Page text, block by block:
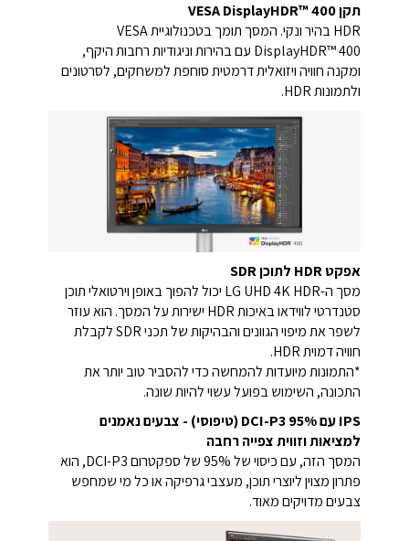
תקן VESA DisplayHDR™ 400
HDR בהיר ונקי. המסך תומך בטכנולוגיית VESA
DisplayHDR™ 400 עם בהירות וניגודיות רחבות היקף,
ומקנה חוויה ויזואלית דרמטית סוחפת למשחקים, לסרטונים
ולתמונות HDR.
אפקט HDR לתוכן SDR
מסך ה-LG UHD 4K HDR יכול להפוך באופן וירטואלי תוכן
סטנדרטי לווידאו באיכות HDR ישירות על המסך. הוא עוזר
לשפר את מיפוי הגוונים והבהיקות של תכני SDR לקבלת
חוויה דמוית HDR.
*התמונות מיועדות להמחשה כדי להסביר טוב יותר את
התכונה, השימוש בפועל עשוי להיות שונה.
IPS עם DCI-P3 95% (טיפוסי) - צבעים נאמנים
למציאות וזווית צפייה רחבה
המסך הזה, עם כיסוי של 95% של ספקטרום DCI-P3, הוא
פתרון מצוין ליוצרי תוכן, מעצבי גרפיקה או כל מי שמחפש
צבעים מדויקים מאוד.